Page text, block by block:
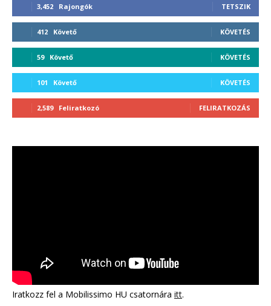
3,452 Rajongók TETSZIK
412 Követő KÖVETÉS
59 Követő KÖVETÉS
101 Követő KÖVETÉS
2,589 Feliratkozó FELIRATKOZÁS
Iratkozz fel a Mobilissimo HU csatornára itt.